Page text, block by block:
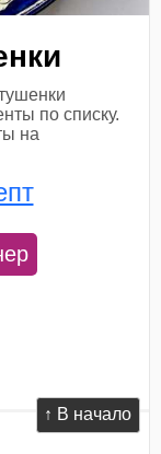
↑ В начало
по списку.
на